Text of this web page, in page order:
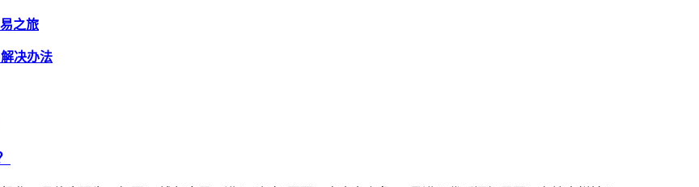
之旅
决办法